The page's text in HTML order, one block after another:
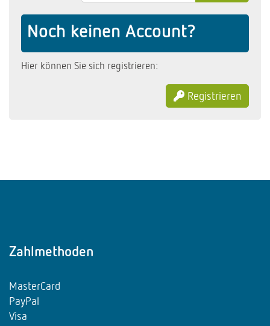
Noch keinen Account?
Hier können Sie sich registrieren:
Registrieren
Zahlmethoden
MasterCard
PayPal
Visa